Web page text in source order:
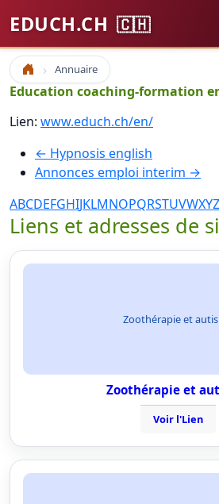
EDUCH.CH 🇨🇭
Accueil Annuaire
Education coaching-formation
Lien: www.educh.ch/en/
← Hypnosis english
Annonces emploi interim →
ABCDEFGHIJKLMNOPQRSTUVWXYZ
Liens et adresses de
Zoothérapie et
Zoothérapie et
Voir l'Lien